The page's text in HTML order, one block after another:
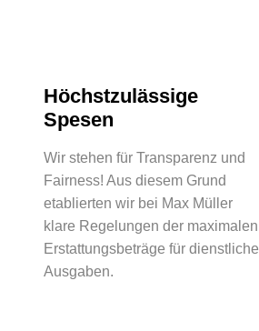
Höchstzulässige
Spesen
Wir stehen für Transparenz und
Fairness! Aus diesem Grund
etablierten wir bei Max Müller
klare Regelungen der maximalen
Erstattungsbeträge für dienstliche
Ausgaben.